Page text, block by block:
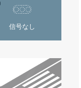
信号なし